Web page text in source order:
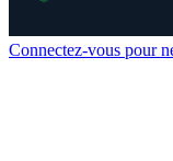
Connectez-vous pour